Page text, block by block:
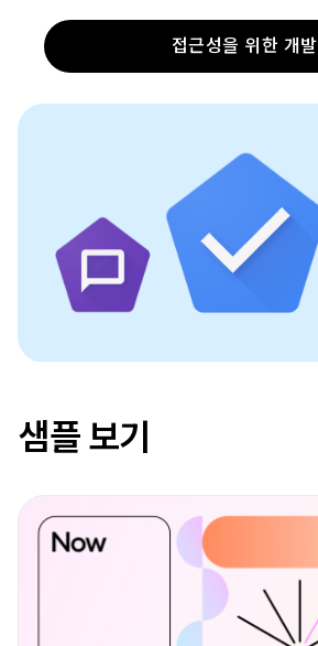
접근성을 위한 개발
샘플 보기